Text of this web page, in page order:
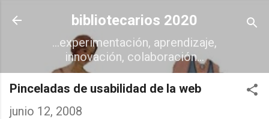
Ir al contenido principal
bibliotecarios 2020
...experimentación, aprendizaje,
innovación, colaboración...
Pinceladas de usabilidad de la web
junio 12, 2008